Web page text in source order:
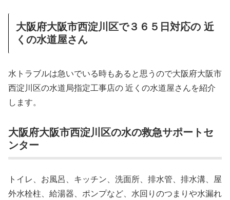
大阪府大阪市西淀川区で３６５日対応の 近
くの水道屋さん
水トラブルは急いでいる時もあると思うので大阪府大阪市
西淀川区の水道局指定工事店の 近くの水道屋さんを紹介
します。
大阪府大阪市西淀川区の水の救急サポートセ
ンター
トイレ、お風呂、キッチン、洗面所、排水管、排水溝、屋
外水栓柱、給湯器、ポンプなど、水回りのつまりや水漏れ